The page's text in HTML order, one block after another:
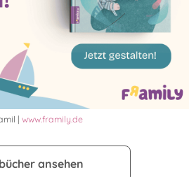
| www.framily.de
ansehen